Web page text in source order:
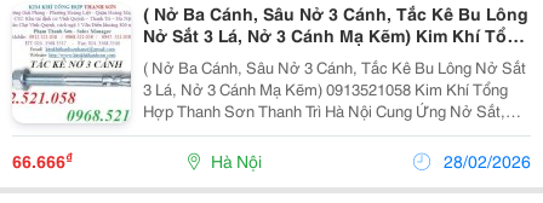
( Nở Ba Cánh, Sâu Nở 3 Cánh, Tắc Kê Bu Lông
Nở Sắt 3 Lá, Nở 3 Cánh Mạ Kẽm) Kim Khí Tổng
Hợp Thanh Sơn Thanh Trì Hà Nội Cung Ứng
Nở Sắt,Nở Móc, Nở Móc Khoen Tròn Mạ Kẽm,
Nở Mắt Tròn Inox 304,
( Nở Ba Cánh, Sâu Nở 3 Cánh, Tắc Kê Bu Lông Nở Sắt
3 Lá, Nở 3 Cánh Mạ Kẽm) 0913521058 Kim Khí Tổng
Hợp Thanh Sơn Thanh Trì Hà Nội Cung Ứng Nở Sắt,Nở
Móc, Nở Móc Khoen Tròn Mạ Kẽm, Nở Mắt Tròn Inox
304, Bu Lông Đầu Móc Khuy Tròn M6,M8,M10,M12 Mạ
Kẽm ,...
66.666₫ Hà Nội 28/02/2026